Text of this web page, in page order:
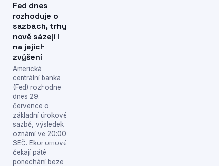
Fed dnes
rozhoduje o
sazbách, trhy
nově sázejí i
na jejich
zvýšení
Americká
centrální banka
(Fed) rozhodne
dnes 29.
července o
základní úrokové
sazbě, výsledek
oznámí ve 20:00
SEČ. Ekonomové
čekají páté
ponechání beze